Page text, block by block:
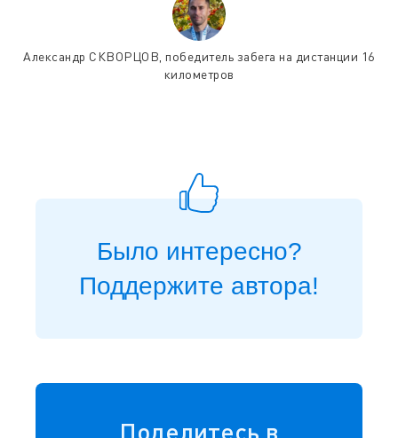
Александр СКВОРЦОВ, победитель забега на дистанции 16
километров
Было интересно?
Поддержите автора!
Поделитесь в